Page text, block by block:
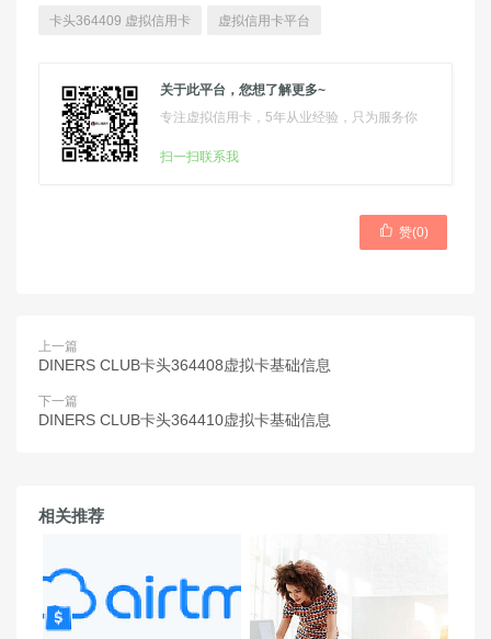
卡头364409 虚拟信用卡 虚拟信用卡平台
关于此平台，您想了解更多~
专注虚拟信用卡，5年从业经验，只为服务你
扫一扫联系我
 赞(0)
上一篇
DINERS CLUB卡头364408虚拟卡基础信息
下一篇
DINERS CLUB卡头364410虚拟卡基础信息
相关推荐